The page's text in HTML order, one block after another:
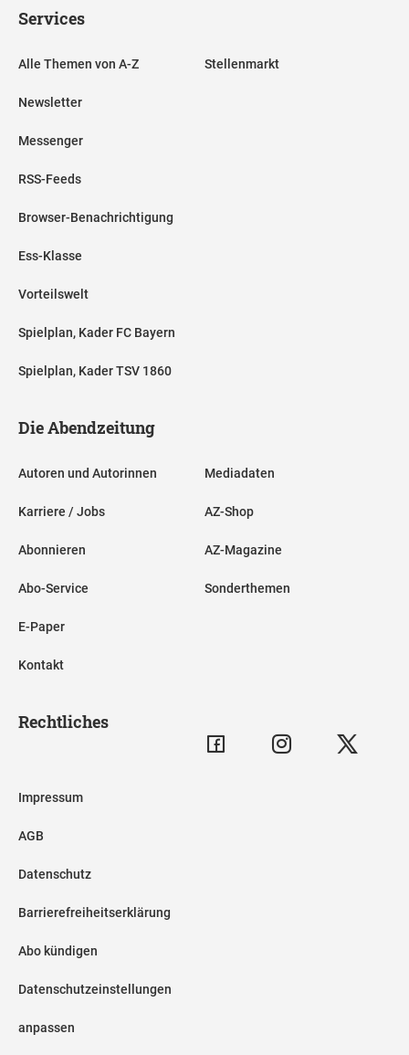
Services
Alle Themen von A-Z
Newsletter
Messenger
RSS-Feeds
Browser-Benachrichtigung
Ess-Klasse
Vorteilswelt
Spielplan, Kader FC Bayern
Spielplan, Kader TSV 1860
Stellenmarkt
Die Abendzeitung
Autoren und Autorinnen
Karriere / Jobs
Abonnieren
Abo-Service
E-Paper
Kontakt
Mediadaten
AZ-Shop
AZ-Magazine
Sonderthemen
Rechtliches
Impressum
AGB
Datenschutz
Barrierefreiheitserklärung
Abo kündigen
Datenschutzeinstellungen
anpassen